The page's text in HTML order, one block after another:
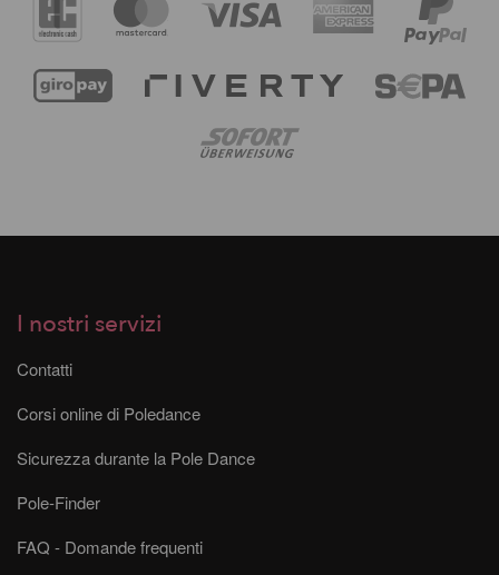
I nostri servizi
Contatti
Corsi online di Poledance
Sicurezza durante la Pole Dance
Pole-Finder
FAQ - Domande frequenti